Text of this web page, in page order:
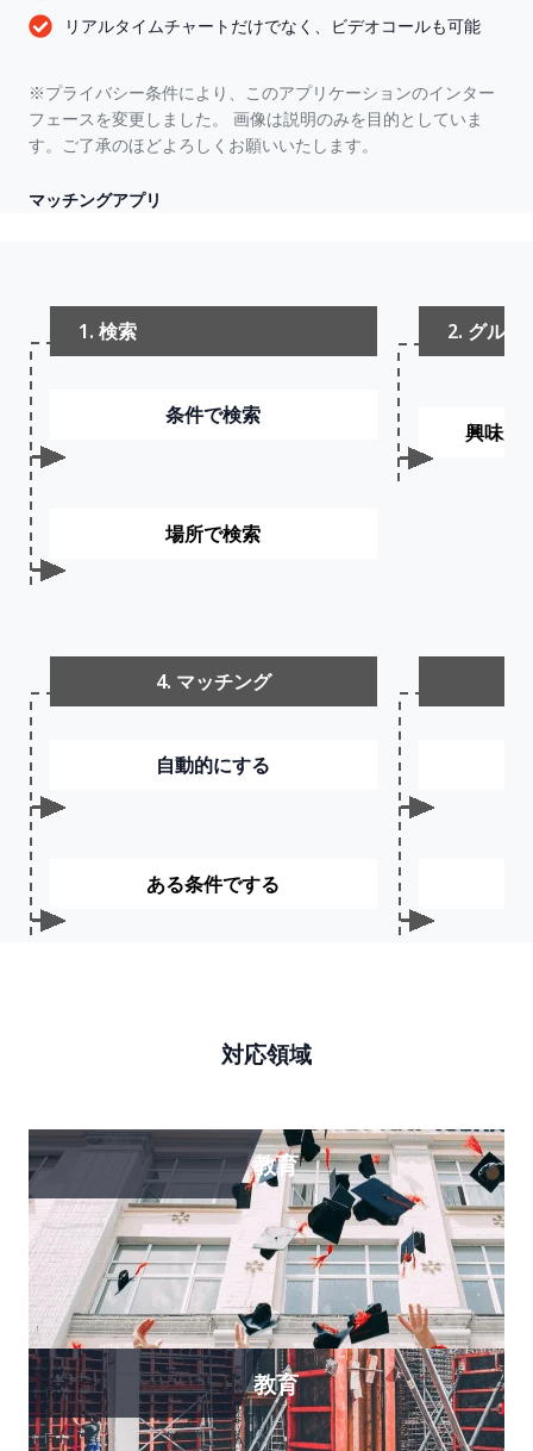
リアルタイムチャートだけでなく、ビデオコールも可能
※プライバシー条件により、このアプリケーションのインター
フェースを変更しました。 画像は説明のみを目的としていま
す。ご了承のほどよろしくお願いいたします。
マッチングアプリ
1. 検索 2. グルー
条件で検索
場所で検索
興味が
4. マッチング
自動的にする
ある条件でする
対応領域
教育
教育